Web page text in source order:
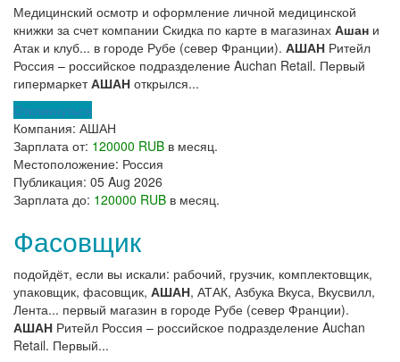
Медицинский осмотр и оформление личной медицинской
книжки за счет компании Скидка по карте в магазинах Ашан и
Атак и клуб... в городе Рубе (север Франции). АШАН Ритейл
Россия – российское подразделение Auchan Retail. Первый
гипермаркетАШАН открылся...
Откликнуться
Компания: АШАН
Зарплата от: 120000 RUB в месяц.
Местоположение: Россия
Публикация: 05 Aug 2026
Зарплата до: 120000 RUB в месяц.
Фасовщик
подойдёт, если вы искали: рабочий, грузчик, комплектовщик,
упаковщик, фасовщик, АШАН, АТАК, Азбука Вкуса, Вкусвилл,
Лента... первый магазин в городе Рубе (север Франции).
АШАН Ритейл Россия – российское подразделение Auchan
Retail. Первый...